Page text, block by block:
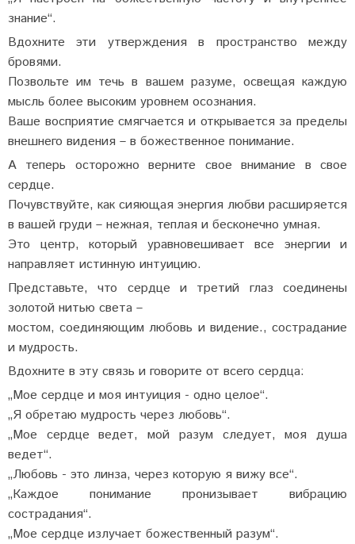
знание“.
Вдохните эти утверждения в пространство между
бровями.
Позвольте им течь в вашем разуме, освещая каждую
мысль более высоким уровнем осознания.
Ваше восприятие смягчается и открывается за пределы
внешнего видения – в божественное понимание.
А теперь осторожно верните свое внимание в свое
сердце.
Почувствуйте, как сияющая энергия любви расширяется
в вашей груди – нежная, теплая и бесконечно умная.
Это центр, который уравновешивает все энергии и
направляет истинную интуицию.
Представьте, что сердце и третий глаз соединены
золотой нитью света –
мостом, соединяющим любовь и видение., сострадание
и мудрость.
Вдохните в эту связь и говорите от всего сердца:
„Мое сердце и моя интуиция - одно целое“.
„Я обретаю мудрость через любовь“.
„Мое сердце ведет, мой разум следует, моя душа
ведет“.
„Любовь - это линза, через которую я вижу все“.
„Каждое понимание пронизывает вибрацию
сострадания“.
„Мое сердце излучает божественный разум“.